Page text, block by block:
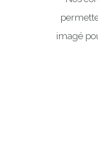
imagé